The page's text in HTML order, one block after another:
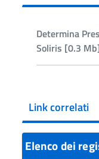
Determina
Soliris [0.3
Link correlati
Elenco dei